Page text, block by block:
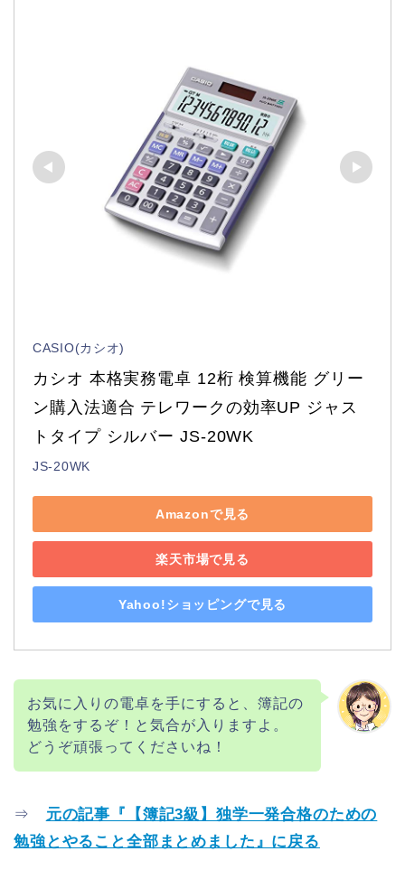
CASIO(カシオ)
カシオ 本格実務電卓 12桁 検算機能 グリー
ン購入法適合 テレワークの効率UP ジャス
トタイプ シルバー JS-20WK
JS-20WK
Amazonで見る
楽天市場で見る
Yahoo!ショッピングで見る
お気に入りの電卓を手にすると、簿記の
勉強をするぞ！と気合が入りますよ。
どうぞ頑張ってくださいね！
⇒ 元の記事『【簿記3級】独学一発合格のための
勉強とやること全部まとめました』に戻る